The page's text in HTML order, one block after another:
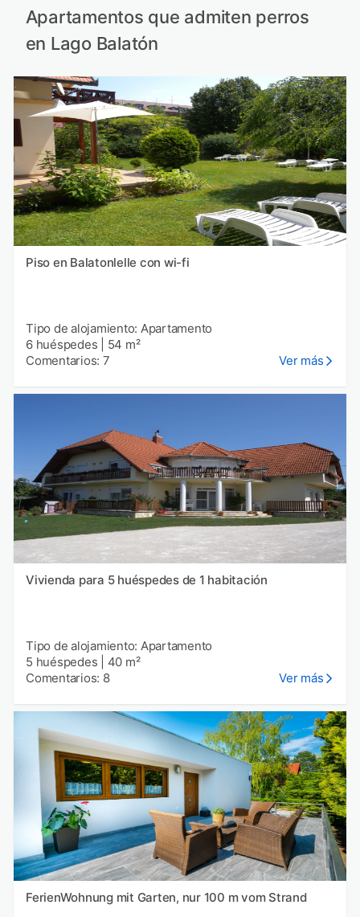
Apartamentos que admiten perros
en Lago Balatón
Piso en Balatonlelle con wi-fi
Tipo de alojamiento: Apartamento
6 huéspedes
54 m²
Comentarios: 7
Ver más
Vivienda para 5 huéspedes de 1 habitación
Tipo de alojamiento: Apartamento
5 huéspedes
40 m²
Comentarios: 8
Ver más
FerienWohnung mit Garten, nur 100 m vom Strand